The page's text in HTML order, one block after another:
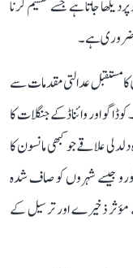
جاتا ہے جسے تقسیم کرنا
ضروری ہے۔
کا مستقبل عدالتی مقدمات سے
اور وائناڈ کے جنگلات کا
دلدلی علاقے جو کبھی مانسون کا
جیسے شہروں کو صاف شدہ
مؤثر ذخیرے اور ترسیل کے